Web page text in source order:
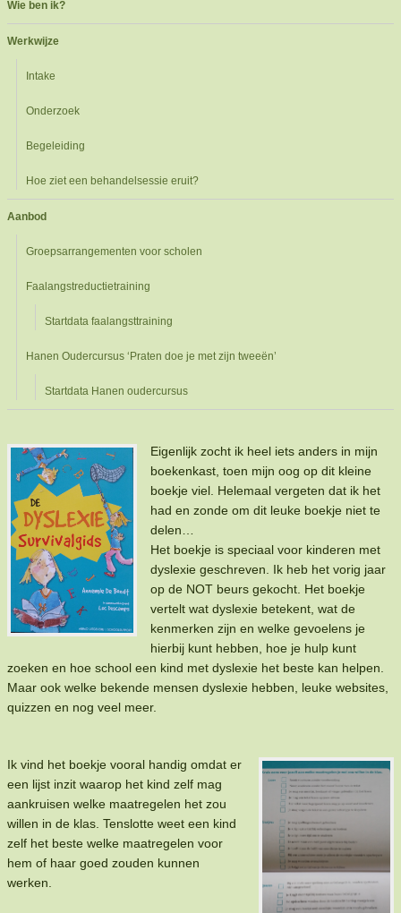
Wie ben ik?
Werkwijze
Intake
Onderzoek
Begeleiding
Hoe ziet een behandelsessie eruit?
Aanbod
Groepsarrangementen voor scholen
Faalangstreductietraining
Startdata faalangsttraining
Hanen Oudercursus ‘Praten doe je met zijn tweeën’
Startdata Hanen oudercursus
Eigenlijk zocht ik heel iets anders in mijn
boekenkast, toen mijn oog op dit kleine
boekje viel. Helemaal vergeten dat ik het
had en zonde om dit leuke boekje niet te
delen…
Het boekje is speciaal voor kinderen met
dyslexie geschreven. Ik heb het vorig jaar
op de NOT beurs gekocht. Het boekje
vertelt wat dyslexie betekent, wat de
kenmerken zijn en welke gevoelens je
hierbij kunt hebben, hoe je hulp kunt
zoeken en hoe school een kind met dyslexie het beste kan helpen.
Maar ook welke bekende mensen dyslexie hebben, leuke websites,
quizzen en nog veel meer.
Ik vind het boekje vooral handig omdat er
een lijst inzit waarop het kind zelf mag
aankruisen welke maatregelen het zou
willen in de klas. Tenslotte weet een kind
zelf het beste welke maatregelen voor
hem of haar goed zouden kunnen
werken.